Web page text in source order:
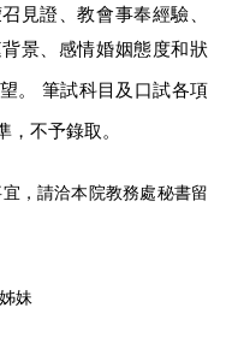
見證、教會事奉經驗、
景、感情婚姻態度和狀
。 筆試科目及口試各項
不予錄取。
，請洽本院教務處秘書留
妹